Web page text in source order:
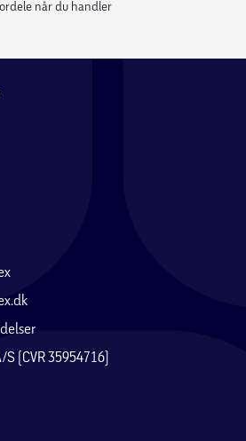
når du handler
(CVR 35954716)